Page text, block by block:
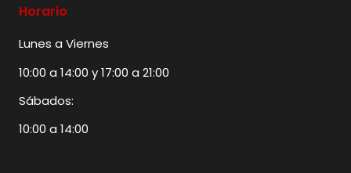
Horario
Lunes a Viernes
10:00 a 14:00 y 17:00 a 21:00
Sábados:
10:00 a 14:00